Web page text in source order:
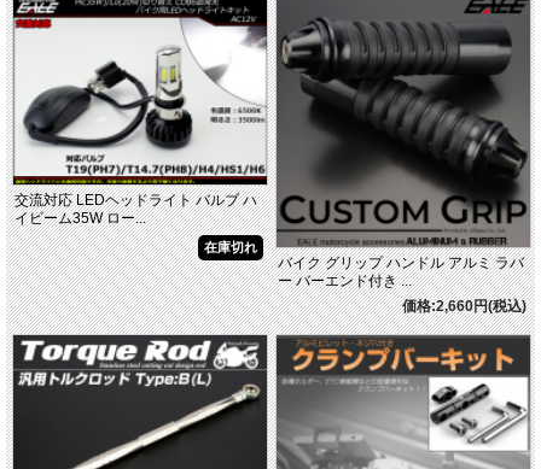
交流対応 LEDヘッドライト バルブ ハ
イビーム35W ロー...
在庫切れ
バイク グリップ ハンドル アルミ ラバ
ー バーエンド付き ...
価格:2,660円(税込)